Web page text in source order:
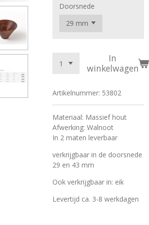
Doorsnede
In
winkelwagen
Artikelnummer: 53802
Materiaal: Massief hout
Afwerking: Walnoot
In 2 maten leverbaar
verkrijgbaar in de doorsnede
29 en 43 mm
Ook verkrijgbaar in: eik
Levertijd ca. 3-8 werkdagen